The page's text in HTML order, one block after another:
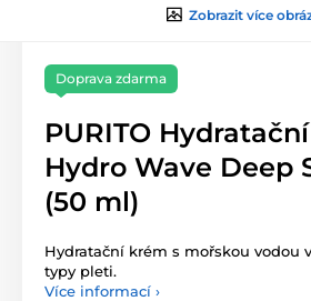
Zobrazit více
Doprava zdarma
PURITO
Hydro Wave Deep
(50 ml)
Hydratační krém s mořskou vodou
typy pleti.
Více informací ›